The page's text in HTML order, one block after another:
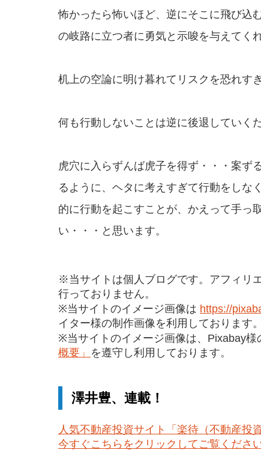
怖かったら怖いほど、逆にそこに飛び込
の岐路に立つ者に勇気と示唆を与えてく
机上の空論に明け暮れてリスクを恐れす
何も行動しないことは逆に後退していく
虎穴に入らずんば虎子を得ず・・・案ず
るように、ヘタに考えすぎて行動をしな
的に行動を起こすことが、かえって手っ
い・・・と思います。
※当サイトは個人ブログです。アフィリ
行っておりません。
※当サイトのイメージ画像は https://
イター様の制作画像を利用しております。
※当サイトのイメージ画像は、Pixabay様
概要」 を遵守し利用しております。
澤井豊、連載！
人気不動産投資サイト「楽待（不動産投
今すぐこちらをクリックしてご覧ください